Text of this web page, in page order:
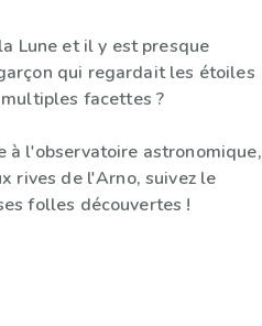
Lune et il y est presque
qui regardait les étoiles
facettes ?
à l'observatoire astronomique,
rives de l'Arno, suivez le
folles découvertes !